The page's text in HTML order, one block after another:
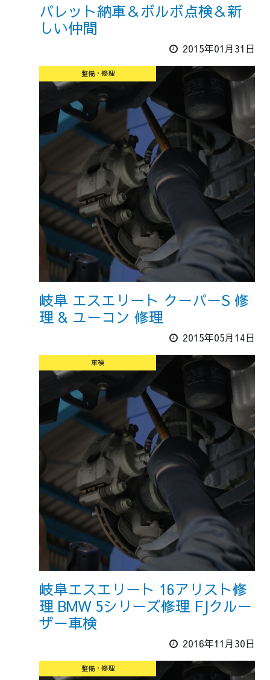
パレット納車＆ボルボ点検＆新
しい仲間
2015年01月31日
整備・修理
岐阜 エスエリート クーパーS 修
理 & ユーコン 修理
2015年05月14日
車検
岐阜エスエリート 16アリスト修
理 BMW 5シリーズ修理 FJクルー
ザー車検
2016年11月30日
整備・修理